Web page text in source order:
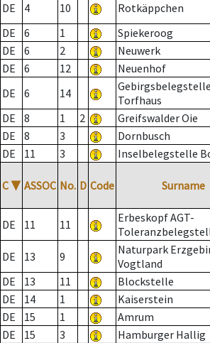
DE
4 10 Rotkäppchen
DE
6 1 Spiekeroog
DE
6 2 Neuwerk
DE
6 12 Neuenhof
DE
6 14
Gebirgsbelegstelle
Torfhaus
DE
8 1 2 Greifswalder Oie
DE
8 3 Dornbusch
DE
11 3 Inselbelegstelle
C ▼ ASSOC No. D Code Surname
DE 11 11
Erbeskopf AGT-
DE 13 9
Naturpark
Vogtland
DE
13 11 Blockstelle
DE
14 1 Kaiserstein
DE
15 1 Amrum
DE
15 3 Hamburger Hallig